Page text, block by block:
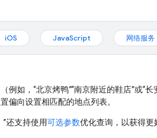
iOS JavaScript 网络服务
例如，“北京烤鸭”“南京附近的鞋店”或“
偏向设置相匹配的地点列表。
”还支持使用可选参数优化查询，以获得更